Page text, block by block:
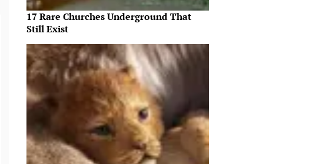
17 Rare Churches Underground That
Still Exist